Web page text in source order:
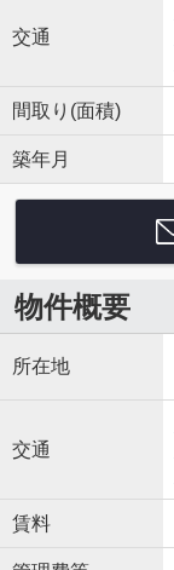
交通
間取り(面積)
築年月
物件概要
所在地
交通
賃料